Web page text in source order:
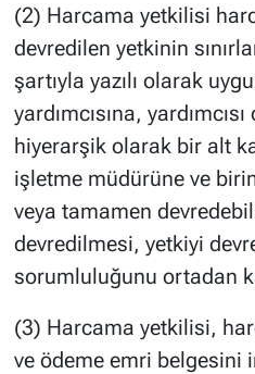
(2) Harcama yetkilisi
devredilen yetkinin
şartıyla yazılı olarak
yardımcısına,
hiyerarşik olarak bir alt
işletme müdürüne ve
veya tamamen
devredilmesi, yetkiyi
sorumluluğunu ortadan
(3) Harcama yetkilisi,
ve ödeme emri belgesini